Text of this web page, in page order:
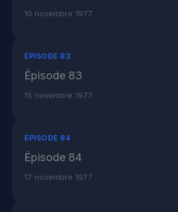
10 novembre 1977
ÉPISODE 83
Épisode 83
15 novembre 1977
ÉPISODE 84
Épisode 84
17 novembre 1977